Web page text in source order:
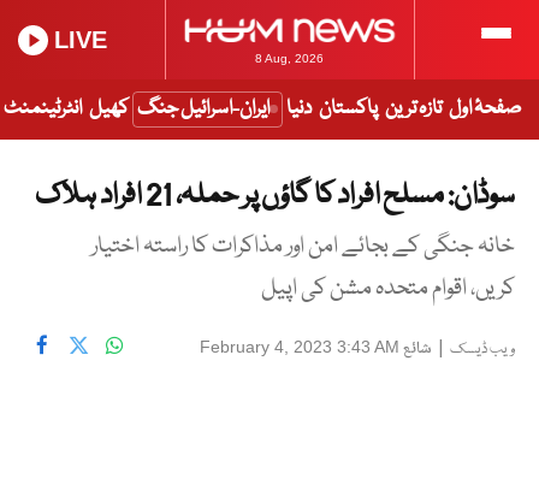
8 Aug, 2026
LIVE
صفحۂ اول تازہ ترین پاکستان دنیا ایران-اسرائیل جنگ کھیل انٹرٹینمنٹ
سوڈان: مسلح افراد کا گاؤں پر حملہ، 21 افراد ہلاک
خانہ جنگی کے بجائے امن اور مذاکرات کا راستہ اختیار
کریں، اقوام متحدہ مشن کی اپیل
ویب ڈیسک | شائع February 4, 2023 3:43 AM